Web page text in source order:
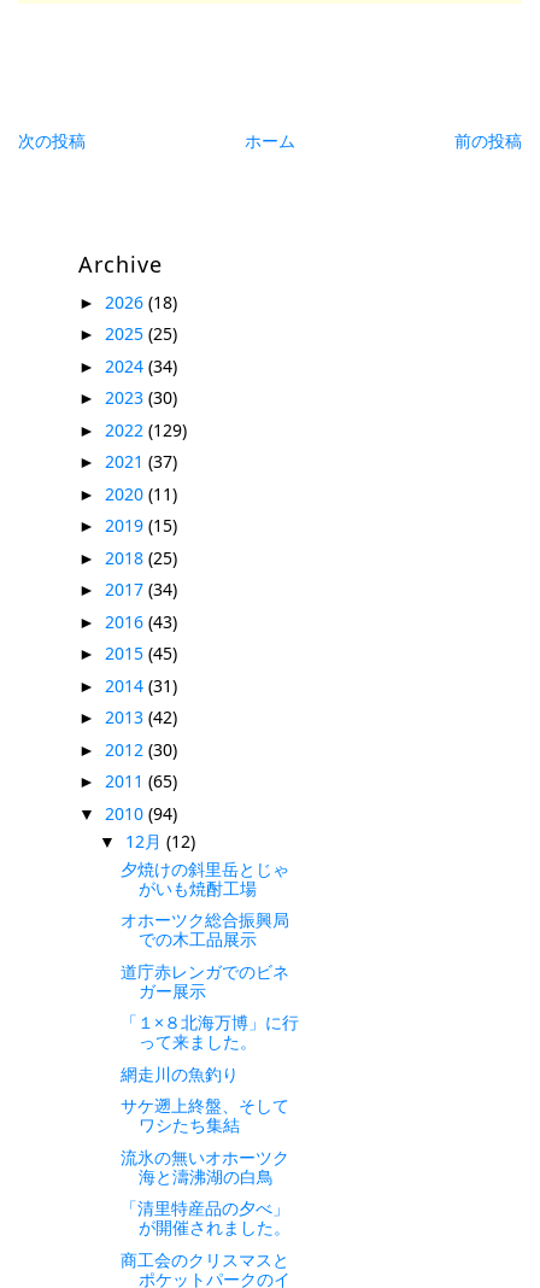
次の投稿 前の投稿
ホーム
Archive
► 2026 (18)
► 2025 (25)
► 2024 (34)
► 2023 (30)
► 2022 (129)
► 2021 (37)
► 2020 (11)
► 2019 (15)
► 2018 (25)
► 2017 (34)
► 2016 (43)
► 2015 (45)
► 2014 (31)
► 2013 (42)
► 2012 (30)
► 2011 (65)
▼ 2010 (94)
▼ 12月 (12)
夕焼けの斜里岳とじゃ
がいも焼酎工場
オホーツク総合振興局
での木工品展示
道庁赤レンガでのビネ
ガー展示
「１×８北海万博」に行
って来ました。
網走川の魚釣り
サケ遡上終盤、そして
ワシたち集結
流氷の無いオホーツク
海と濤沸湖の白鳥
「清里特産品の夕べ」
が開催されました。
商工会のクリスマスと
ポケットパークのイ